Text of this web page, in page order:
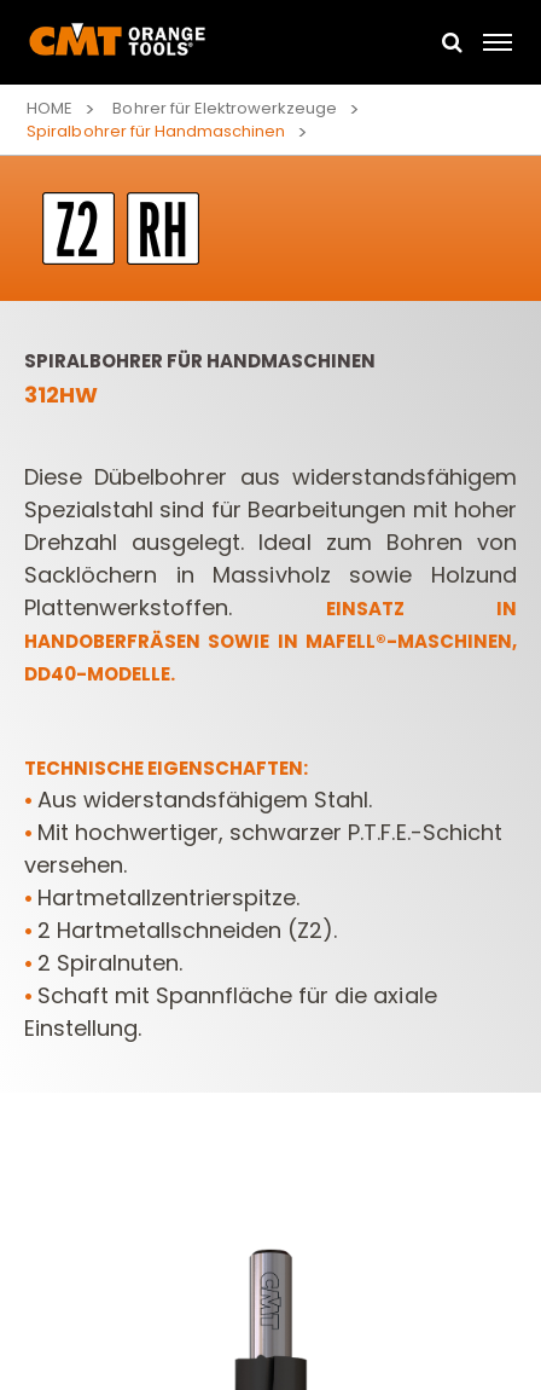
HOME
Bohrer für Elektrowerkzeuge
Spiralbohrer für Handmaschinen
SPIRALBOHRER FÜR HANDMASCHINEN
312HW
Diese Dübelbohrer aus widerstandsfähigem
Spezialstahl sind für Bearbeitungen mit hoher
Drehzahl ausgelegt. Ideal zum Bohren von
Sacklöchern in Massivholz sowie Holzund
Plattenwerkstoffen.
EINSATZ IN
HANDOBERFRÄSEN SOWIE IN MAFELL®-MASCHINEN,
DD40-MODELLE.
TECHNISCHE EIGENSCHAFTEN:
•Aus widerstandsfähigem Stahl.
• Mit hochwertiger, schwarzer P.T.F.E.-Schicht
versehen.
• Hartmetallzentrierspitze.
• 2 Hartmetallschneiden (Z2).
• 2 Spiralnuten.
• Schaft mit Spannfläche für die axiale
Einstellung.